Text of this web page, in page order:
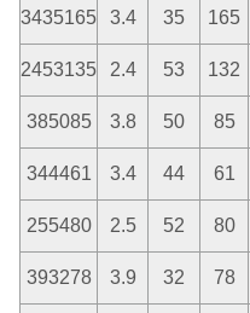
3435165 3.4 35 165
2453135 2.4 53 132
385085 3.8 50 85
344461 3.4 44 61
255480 2.5 52 80
393278 3.9 32 78